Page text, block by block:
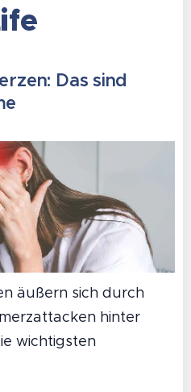
Das sind
äußern sich durch
hinter
wichtigsten